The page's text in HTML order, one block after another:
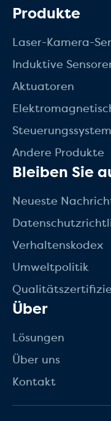
Produkte
Laser-Kamera-
Induktive
Aktuatoren
Andere Produkte
Bleiben Sie
Neueste
Verhaltenskodex
Umweltpolitik
Über
Lösungen
Über uns
Kontakt